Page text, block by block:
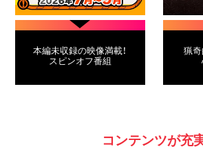
本編未収録の映像満載！
スピンオフ番組
猟
コンテンツが充